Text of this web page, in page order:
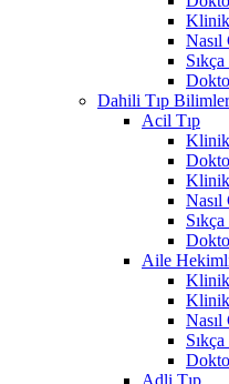
Dahili Tıp
Acil Tıp
Klinik
Aile
Klinik
Adli Tıp